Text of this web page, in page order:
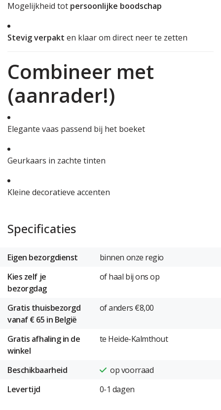
Mogelijkheid tot persoonlijke boodschap
Stevig verpakt en klaar om direct neer te zetten
Combineer met
(aanrader!)
Elegante vaas passend bij het boeket
Geurkaars in zachte tinten
Kleine decoratieve accenten
Specificaties
Eigen bezorgdienst
binnen onze regio
Kies zelf je
bezorgdag
of haal bij ons op
Gratis thuisbezorgd
vanaf € 65 in België
of anders €8,00
Gratis afhaling in de
winkel
te Heide-Kalmthout
Beschikbaarheid
op voorraad
Levertijd
0-1 dagen